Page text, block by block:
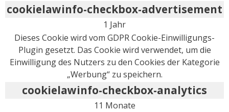
cookielawinfo-checkbox-advertisement
1 Jahr
Dieses Cookie wird vom GDPR Cookie-Einwilligungs-
Plugin gesetzt. Das Cookie wird verwendet, um die
Einwilligung des Nutzers zu den Cookies der Kategorie
„Werbung“ zu speichern.
cookielawinfo-checkbox-analytics
11 Monate